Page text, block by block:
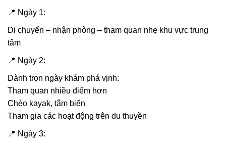
📍 Ngày 1:
Di chuyển – nhận phòng – tham quan nhẹ khu vực trung
tâm
📍 Ngày 2:
Dành trọn ngày khám phá vịnh:
Tham quan nhiều điểm hơn
Chèo kayak, tắm biển
Tham gia các hoạt động trên du thuyền
📍 Ngày 3: